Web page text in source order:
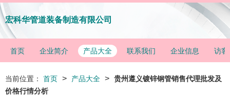
宏科华管道装备制造有限公司
首页 企业简介 产品大全 联系我们 企业信息 访客
当前位置： 首页 > 产品大全 > 贵州遵义镀锌钢管销售代理批发及
价格行情分析